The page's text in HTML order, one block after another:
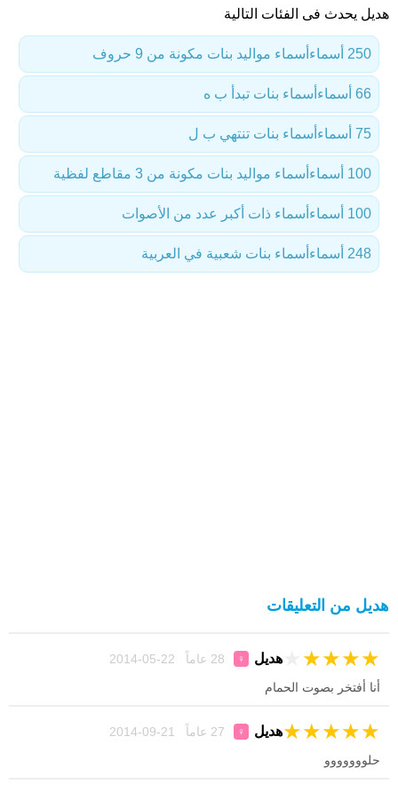
هديل يحدث فى الفئات التالية
أسماء مواليد بنات مكونة من 9 حروف 250 أسماء
أسماء بنات تبدأ ب ه 66 أسماء
أسماء بنات تنتهي ب ل 75 أسماء
أسماء مواليد بنات مكونة من 3 مقاطع لفظية 100 أسماء
أسماء ذات أكبر عدد من الأصوات 100 أسماء
أسماء بنات شعبية في العربية 248 أسماء
هديل من التعليقات
هديل ♀ ★
★
★
★
أنا أفتخر بصوت الحمام
هديل ♀ ★
★
★
★
★
حلووووووو